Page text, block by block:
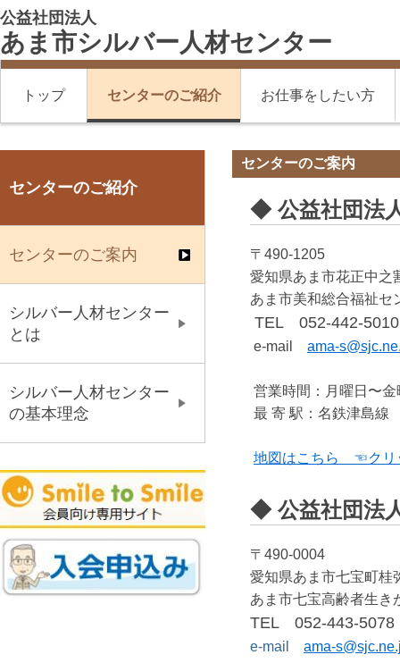
公益社団法人
あま市シルバー人材センター
トップ センターのご紹介 お仕事をしたい方
センターのご案内
◆ 公益社団法
〒490-1205
愛知県あま市花正中之
あま市美和総合福祉セ
TEL 052-442-5010
e-mail ama-
営業時間：月曜日〜
最 寄 駅：名鉄津島
地図はこちら ☜クリ
◆ 公益社団法
〒490-0004
愛知県あま市七宝町桂
あま市七宝高齢者生き
TEL 052-443-5078
e-mail ama-
センターのご紹介
センターのご案内
シルバー人材センター
とは
シルバー人材センター
の基本理念